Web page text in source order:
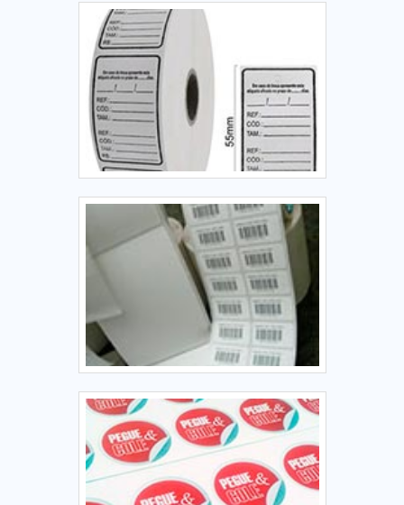
atuação;Trabalhadores de alta qualidade;Escritório de alta
qualidade onde são realizadas as atividades;Tecnologia de
ponta;Equipamentos de última geração.OUTRAS
INFORMAÇÕES SOBRE A ETIQUETAS ÂNCORAApenas na
Etiquetas âncora existem as melhores variedades no
segmento quando o assunto for etiquetas personalizadas
para roupas. São opções variadas que a empresa oferece,
como fitas personalizadas e etiquetas adesivas.Tem rótulo
de profissionais com vasta experiência na área de atuação e
escritório de alta qualidade onde são realizadas as
atividades, padrões possíveis por contar com tecnologia de
ponta onde são realizadas as atividades. Tudo isso, somado
à performance de uma equipe comprometida com os
serviços e segura, comprova sua essência de trazer o
melhor para todos os clientes.